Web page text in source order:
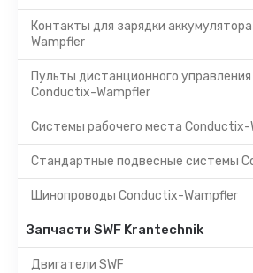
Контакты для зарядки
Wampfler
Пульты дистанционного
Conductix-Wampfler
Системы рабочего места Conductix-
Стандартные подвесные системы
Шинопроводы Conductix-Wampfler
Запчасти SWF Krantechnik
Двигатели SWF